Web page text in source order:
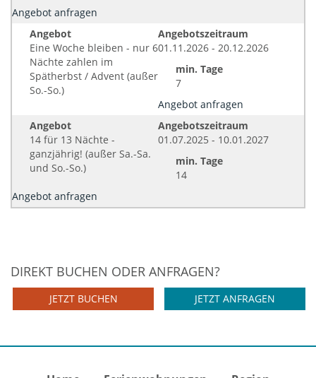
Angebot anfragen
Angebot
Eine Woche bleiben - nur 6
Nächte zahlen im
Spätherbst / Advent (außer
So.-So.)
Angebotszeitraum
01.11.2026 - 20.12.2026
min. Tage
7
Angebot anfragen
Angebot
14 für 13 Nächte -
ganzjährig! (außer Sa.-Sa.
und So.-So.)
Angebotszeitraum
01.07.2025 - 10.01.2027
min. Tage
14
Angebot anfragen
DIREKT BUCHEN ODER ANFRAGEN?
JETZT ANFRAGEN
JETZT BUCHEN